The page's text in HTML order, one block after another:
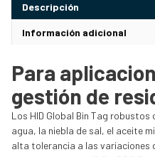
Descripción
Información adicional
Para
gestión de
Los HID Global Bin Tag
agua, la niebla de sal, el aceite
alta tolerancia a las variaciones